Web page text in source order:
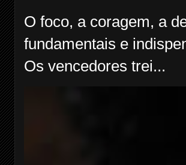
O foco, a coragem, a
fundamentais e
Os vencedores trei...